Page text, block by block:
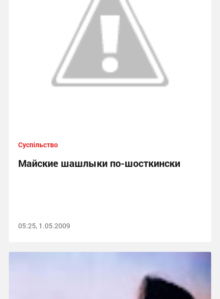
Суспільство
Майские шашлыки по-шосткински
05:25, 1.05.2009